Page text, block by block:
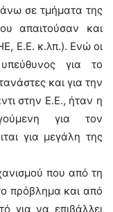
σε τμήματα της
απαιτούσαν και
Ε.Ε. κ.λπ.). Ενώ οι
για το
και για την
στην Ε.Ε., ήταν η
για τον
για μεγάλη της
που από τη
πρόβλημα και από
για να επιβάλλει